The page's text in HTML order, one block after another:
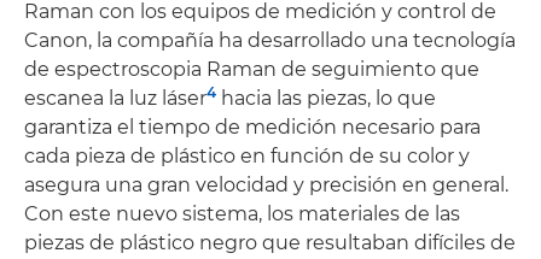
Raman con los equipos de medición y control de
Canon, la compañía ha desarrollado una tecnología
de espectroscopia Raman de seguimiento que
escanea la luz láser4 hacia las piezas, lo que
garantiza el tiempo de medición necesario para
cada pieza de plástico en función de su color y
asegura una gran velocidad y precisión en general.
Con este nuevo sistema, los materiales de las
piezas de plástico negro que resultaban difíciles de